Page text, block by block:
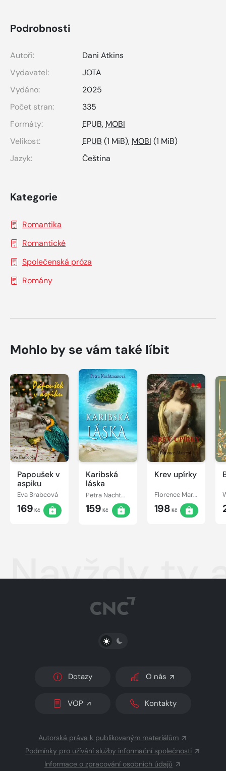
Podrobnosti
Autoři:
Dani Atkins
Vydavatel:
JOTA
Vydáno:
2025
Počet stran:
335
Formáty:
EPUB, MOBI
Velikost:
EPUB (1 MiB), MOBI (1 MiB)
Jazyk:
Čeština
Kategorie
Romantika
Romantické
Společenská próza
Romány
Mohlo by se vám také líbit
Papoušek v
aspiku
Eva Brabcová
169 Kč
Karibská
láska
Petra Nachtmanová
159 Kč
Krev upírky
Florence Marryat
198 Kč
Navždy ty
PŘEPNOUT SVĚTLÝ/TMAVÝ REŽIM
Dotazy O nás
VOP Kontakty
Autorská práva k publikovaným materiálům
Podmínky pro užívání služby informační společnosti
Informace o zpracování osobních údajů